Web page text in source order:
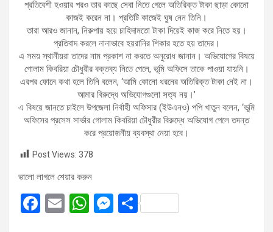
প্রতিবেশী হওয়ার পরও তার কাছে সেবা নিতে গেলে অতিরিক্ত টাকা ছাড়া কোনো
কাজই করেন না। প্রতিটি কাজেই ঘুষ নেন তিনি।
তারা আরও জানান, নিরুপায় হয়ে চাহিদামতো টাকা দিয়েই কাজ করে নিতে হয়।
প্রতিবাদ করলে নানাভাবে হয়রানির শিকার হতে হয় তাদের।
এ সময় স্থানীয়রা তাদের নাম প্রকাশ না করতে অনুরোধ জানান। অভিযোগের বিষয়ে
গোলাম কিবরিয়া চৌধুরীর বক্তব্য নিতে গেলে, ভূমি অফিসে তাকে পাওয়া যায়নি।
এরপর ফোনে কথা হলে তিনি বলেন, ‘আমি কোনো ধরনের অতিরিক্ত টাকা নেই না।
আমার বিরুদ্ধে অভিযোগগুলো সত্য নয়।’
এ বিষয়ে জানতে চাইলে উপজেলা নির্বাহী অফিসার (ইউএনও) পপি খাতুন বলেন, ‘ভূমি
অফিসের প্রসেস সার্ভার গোলাম কিবরিয়া চৌধুরীর বিরুদ্ধে অভিযোগ পেলে তদন্ত
করে প্রয়োজনীয় ব্যবস্থা নেয়া হবে।
Post Views: 378
ভালো লাগলে শেয়ার করুন
F
E
W M S